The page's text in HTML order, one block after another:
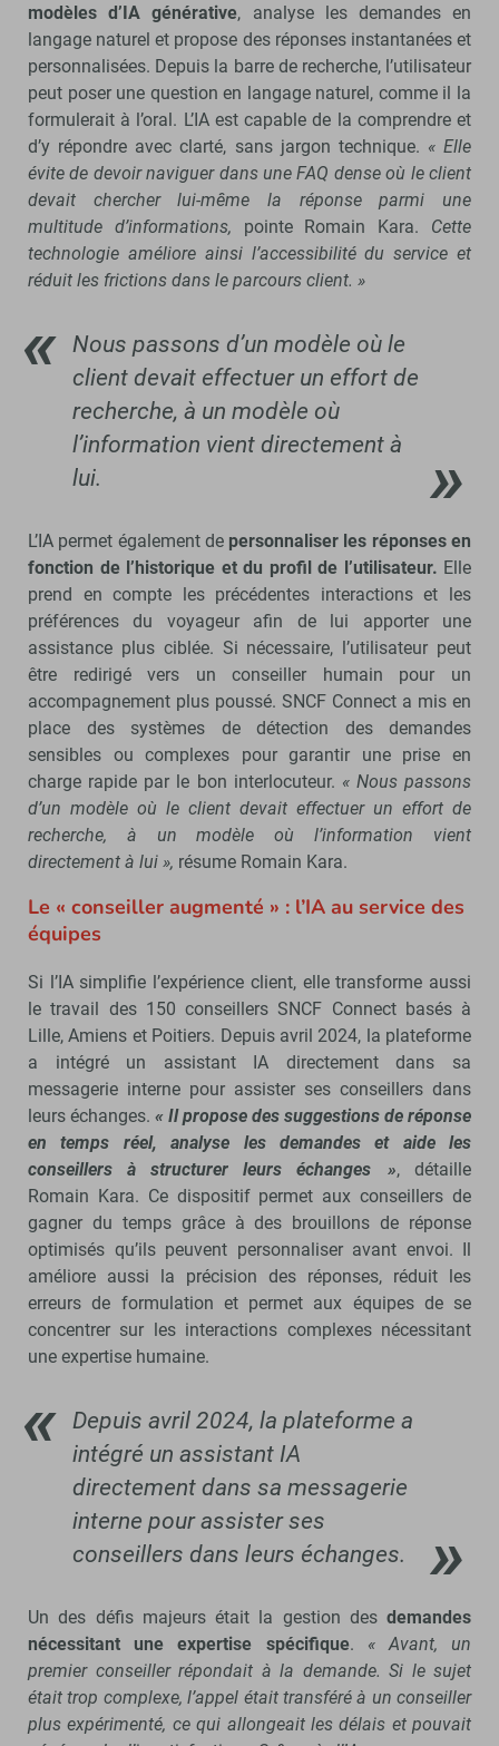
modèles d’IA générative, analyse les demandes en
langage naturel et propose des réponses instantanées et
personnalisées. Depuis la barre de recherche, l’utilisateur
peut poser une question en langage naturel, comme il la
formulerait à l’oral. L’IA est capable de la comprendre et
d’y répondre avec clarté, sans jargon technique. « Elle
évite de devoir naviguer dans une FAQ dense où le client
devait chercher lui-même la réponse parmi une
multitude d’informations, pointe Romain Kara. Cette
technologie améliore ainsi l’accessibilité du service et
réduit les frictions dans le parcours client. »
Nous passons d’un modèle où le
client devait effectuer un effort de
recherche, à un modèle où
l’information vient directement à
lui.
L’IA permet également de personnaliser les réponses en
fonction de l’historique et du profil de l’utilisateur. Elle
prend en compte les précédentes interactions et les
préférences du voyageur afin de lui apporter une
assistance plus ciblée. Si nécessaire, l’utilisateur peut
être redirigé vers un conseiller humain pour un
accompagnement plus poussé. SNCF Connect a mis en
place des systèmes de détection des demandes
sensibles ou complexes pour garantir une prise en
charge rapide par le bon interlocuteur. « Nous passons
d’un modèle où le client devait effectuer un effort de
recherche, à un modèle où l’information vient
directement à lui », résume Romain Kara.
Le « conseiller augmenté » : l’IA au service des
équipes
Si l’IA simplifie l’expérience client, elle transforme aussi
le travail des 150 conseillers SNCF Connect basés à
Lille, Amiens et Poitiers. Depuis avril 2024, la plateforme
a intégré un assistant IA directement dans sa
messagerie interne pour assister ses conseillers dans
leurs échanges. « Il propose des suggestions de réponse
en temps réel, analyse les demandes et aide les
conseillers à structurer leurs échanges », détaille
Romain Kara. Ce dispositif permet aux conseillers de
gagner du temps grâce à des brouillons de réponse
optimisés qu’ils peuvent personnaliser avant envoi. Il
améliore aussi la précision des réponses, réduit les
erreurs de formulation et permet aux équipes de se
concentrer sur les interactions complexes nécessitant
une expertise humaine.
Depuis avril 2024, la plateforme a
intégré un assistant IA
directement dans sa messagerie
interne pour assister ses
conseillers dans leurs échanges.
Un des défis majeurs était la gestion des demandes
nécessitant une expertise spécifique. « Avant, un
premier conseiller répondait à la demande. Si le sujet
était trop complexe, l’appel était transféré à un conseiller
plus expérimenté, ce qui allongeait les délais et pouvait